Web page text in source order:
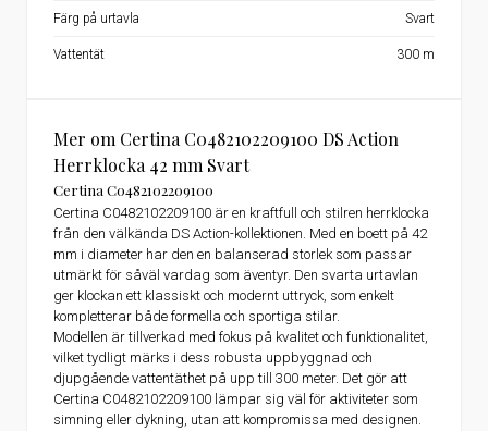
Mer om Certina C0482102209100 DS Action
Herrklocka 42 mm Svart
Certina C0482102209100
Certina C0482102209100 är en kraftfull och stilren herrklocka
från den välkända DS Action-kollektionen. Med en boett på 42
mm i diameter har den en balanserad storlek som passar
utmärkt för såväl vardag som äventyr. Den svarta urtavlan
ger klockan ett klassiskt och modernt uttryck, som enkelt
kompletterar både formella och sportiga stilar.
Modellen är tillverkad med fokus på kvalitet och funktionalitet,
vilket tydligt märks i dess robusta uppbyggnad och
djupgående vattentäthet på upp till 300 meter. Det gör att
Certina C0482102209100 lämpar sig väl för aktiviteter som
simning eller dykning, utan att kompromissa med designen.
Färg på urtavla Svart
Vattentät 300 m